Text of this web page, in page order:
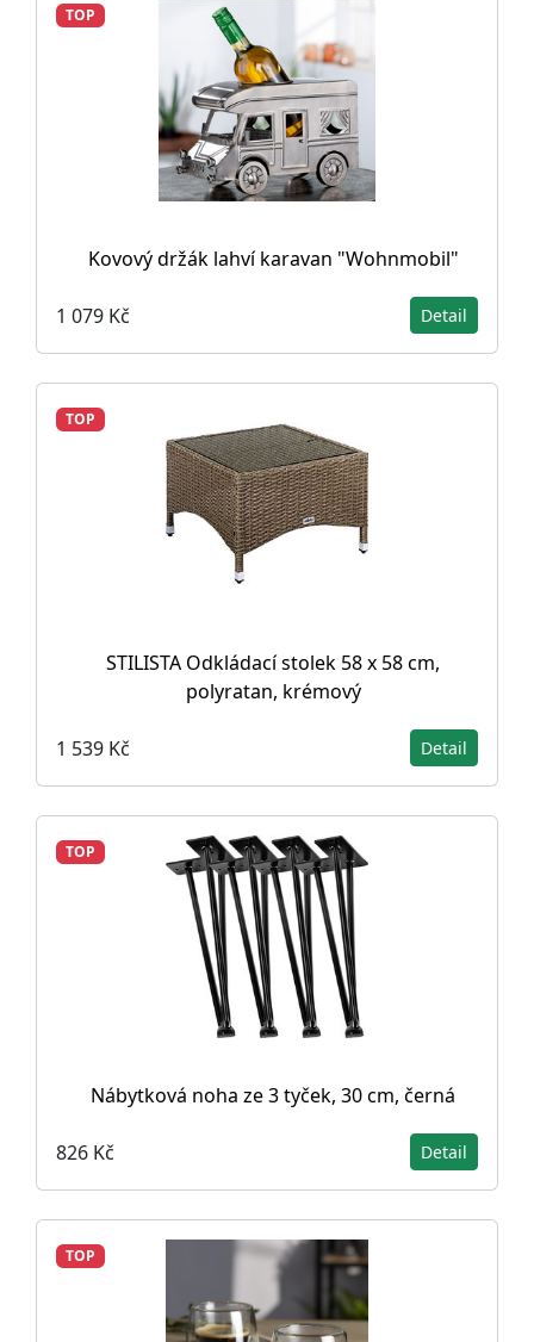
TOP
Kovový držák lahví karavan "Wohnmobil"
1 079 Kč Detail
TOP
STILISTA Odkládací stolek 58 x 58 cm,
polyratan, krémový
1 539 Kč Detail
TOP
Nábytková noha ze 3 tyček, 30 cm, černá
826 Kč Detail
TOP